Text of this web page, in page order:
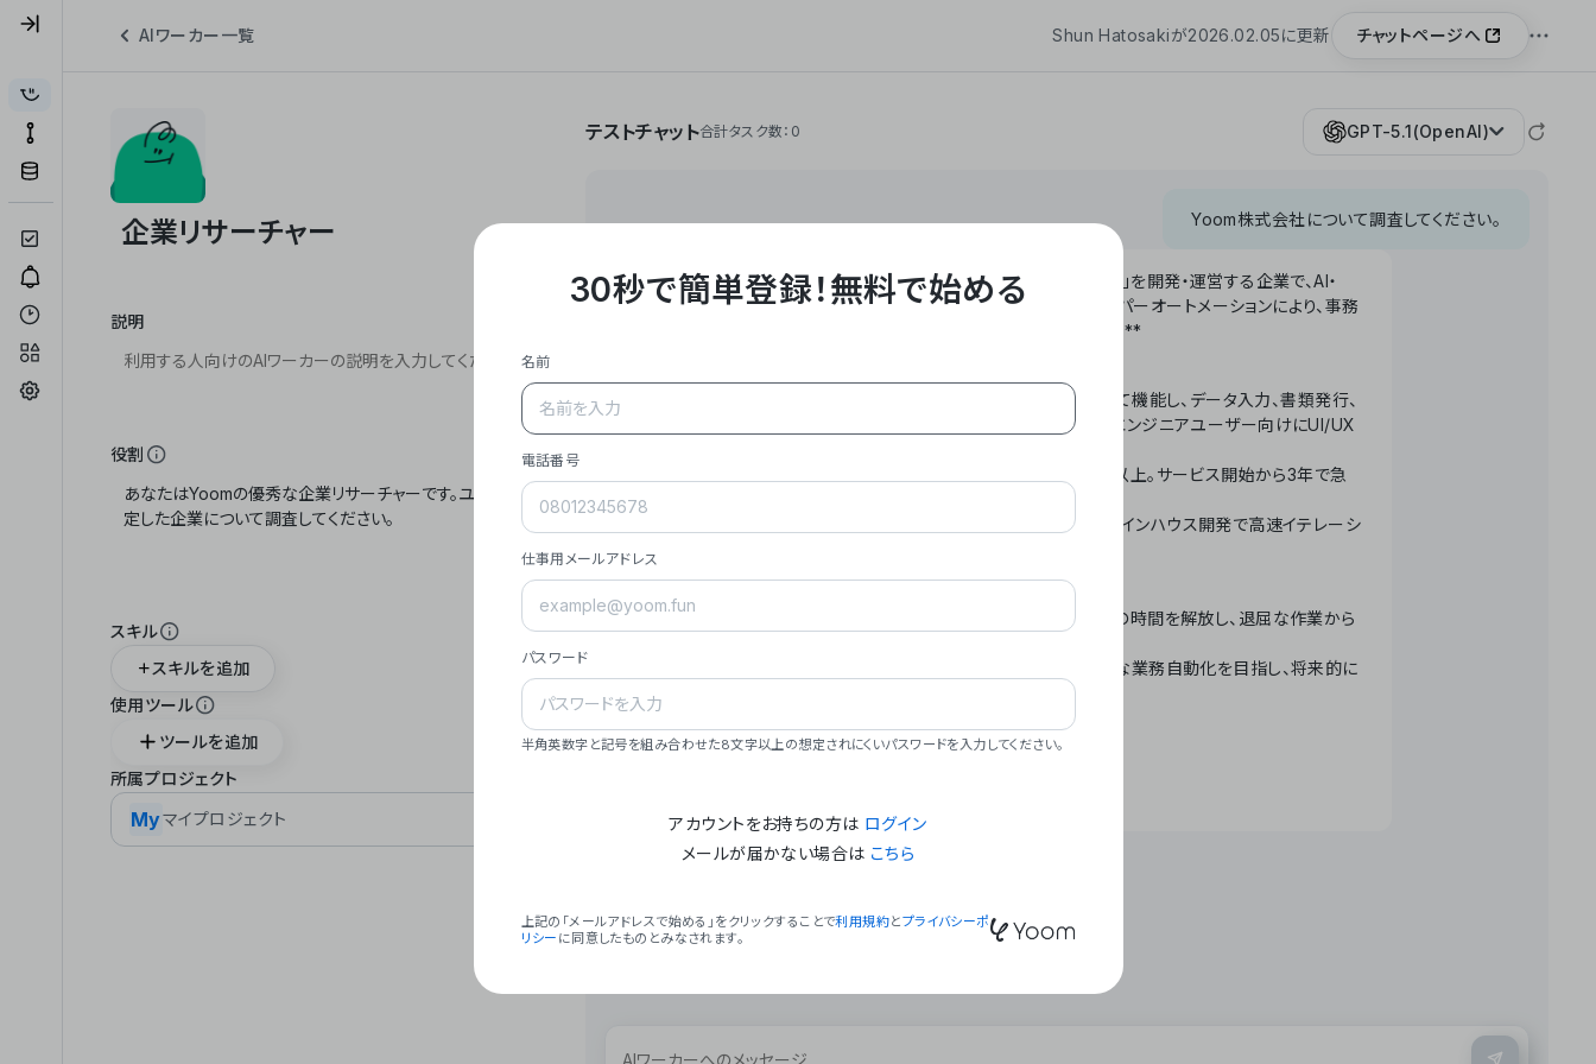
AIワーカー一覧 Shun Hatosakiが2026.02.05に更新 チャットページへ
説明
役割
スキル
スキルを追加
使用ツール
ツールを追加
所属プロジェクト
Myマイプロジェクト
テストチャット合計タスク数：0 GPT-5.1(OpenAI)
Yoom株式会社について調査してください。
**Yoom株式会社は、ビジネスオートメーションSaaS「Yoom」を開発・運営する企業で、AI・
API・RPA・OCRなどの技術をノーコードで組み合わせたハイパーオートメーションにより、事務
作業やデスクワークを自動化するサービスを提供しています。**
- **主力プロダクト「Yoom」**: SaaS連携データベースとして機能し、データ入力、書類発行、
メール対応、請求書処理、日報作成などの業務を自動化。非エンジニアユーザー向けにUI/UX
- **実績**: 国内利用社数20,000社超、直近成長率300%以上。サービス開始から3年で急
- **強み**: すべての自動化技術を1プラットフォームで完結。インハウス開発で高速イテレーシ
- **ミッション**: 「We Make Time」 – テクノロジーで人々の時間を解放し、退屈な作業から
- **ビジョン**: 「Global Business Automation」 – 世界的な業務自動化を目指し、将来的に
### 会社概要
30秒で簡単登録！無料で始める
名前
電話番号
仕事用メールアドレス
パスワード
半角英数字と記号を組み合わせた8文字以上の想定されにくいパスワードを入力してください。
アカウントをお持ちの方は ログイン
メールが届かない場合は こちら
上記の「メールアドレスで始める」をクリックすることで利用規約とプライバシーポ
リシー に同意したものとみなされます。